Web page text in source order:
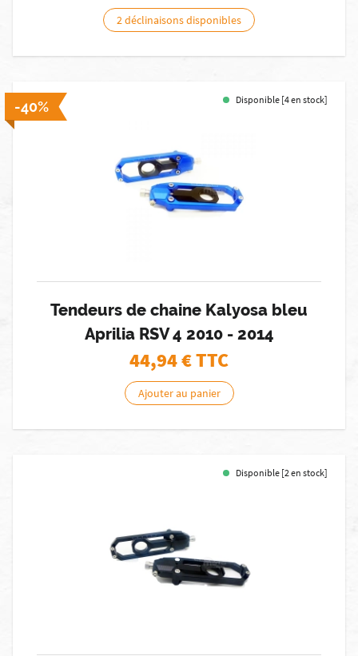
2 déclinaisons disponibles
-40% Disponible [4 en stock]
Tendeurs de chaine Kalyosa bleu
Aprilia RSV 4 2010 - 2014
44,94€ TTC
Ajouter au panier
Disponible [2 en stock]